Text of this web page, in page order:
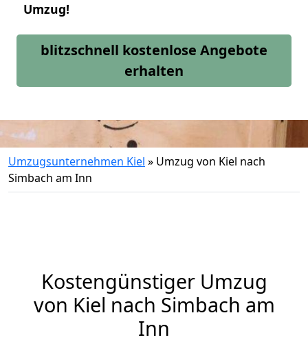
Umzug!
blitzschnell kostenlose Angebote
erhalten
Umzugsunternehmen Kiel » Umzug von Kiel nach
Simbach am Inn
Kostengünstiger Umzug
von Kiel nach Simbach am
Inn